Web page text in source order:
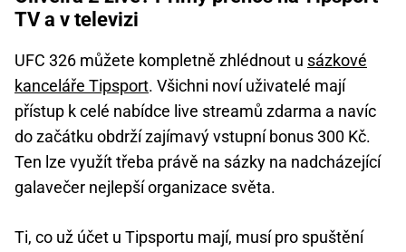
TV a v televizi
UFC 326 můžete kompletně zhlédnout u sázkové
kanceláře Tipsport. Všichni noví uživatelé mají
přístup k celé nabídce live streamů zdarma a navíc
do začátku obdrží zajímavý vstupní bonus 300 Kč.
Ten lze využít třeba právě na sázky na nadcházející
galavečer nejlepší organizace světa.
Ti, co už účet u Tipsportu mají, musí pro spuštění